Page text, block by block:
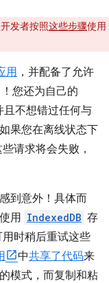
发者按照这些步骤使用
用 ，并配备了允许
您还为自己的
不想错过任何与
果您在离线状态下
请求将会失败，
到意外！具体而
用 IndexedDB 存
时稍后重试这些
中共享了代码来
模式，而复制和粘